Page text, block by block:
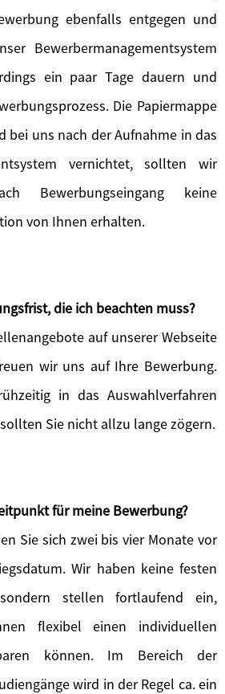
ebenfalls entgegen und
Bewerbermanagementsystem
ein paar Tage dauern und
Die Papiermappe
bei uns nach der Aufnahme in das
vernichtet, sollten wir
Bewerbungseingang keine
von Ihnen erhalten.
die ich beachten muss?
auf unserer Webseite
wir uns auf Ihre Bewerbung.
in das Auswahlverfahren
Sie nicht allzu lange zögern.
für meine Bewerbung?
Sie sich zwei bis vier Monate vor
Wir haben keine festen
sondern stellen fortlaufend ein,
flexibel einen individuellen
können. Im Bereich der
wird in der Regel ca. ein